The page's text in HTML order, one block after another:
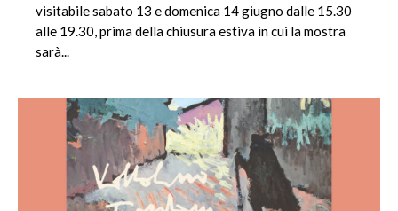
visitabile sabato 13 e domenica 14 giugno dalle 15.30
alle 19.30, prima della chiusura estiva in cui la mostra
sarà...